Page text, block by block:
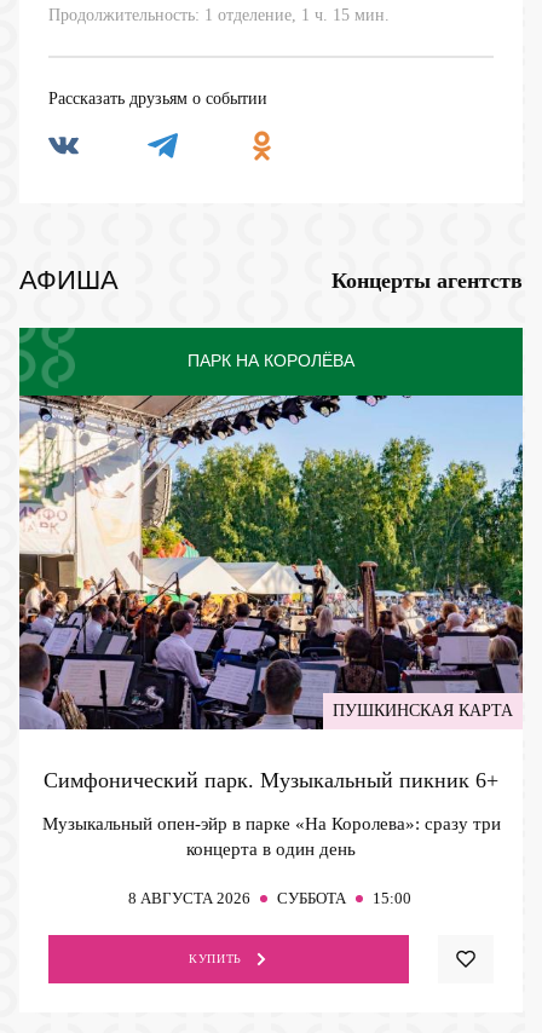
Продолжительность: 1 отделение, 1 ч. 15 мин.
Рассказать друзьям о событии
АФИША Концерты агентств
ПАРК НА КОРОЛЁВА
ПУШКИНСКАЯ КАРТА
Симфонический парк. Музыкальный пикник 6+
Музыкальный опен-эйр в парке «На Королева»: сразу три
концерта в один день
8 АВГУСТА 2026 СУББОТА 15:00
КУПИТЬ